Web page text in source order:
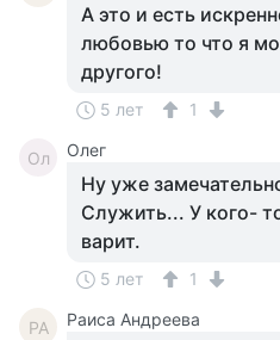
А это и есть
любовью то что я
другого!
5 лет 1
Ол Олег
Ну уже
Служить... У кого-
варит.
5 лет 1
РА Раиса Андреева